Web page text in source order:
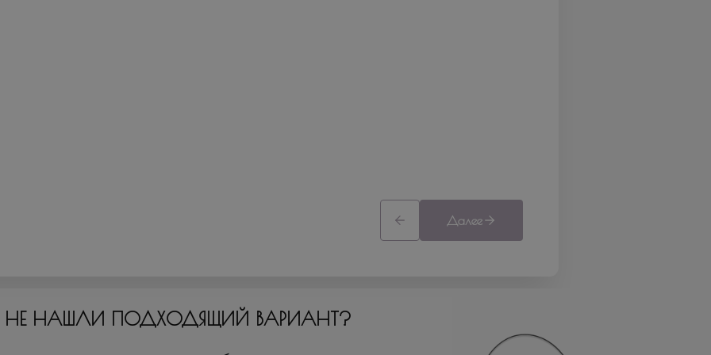
Далее
НЕ НАШЛИ ПОДХОДЯЩИЙ ВАРИАНТ?